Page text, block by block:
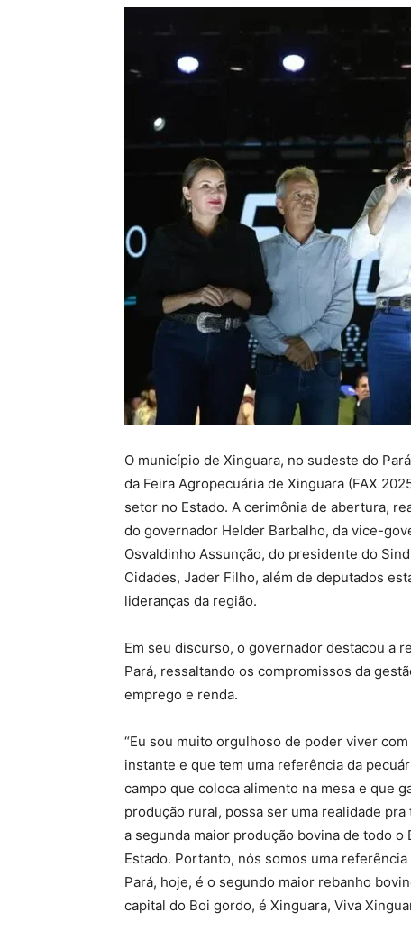
O município de Xinguara, no sudeste do
da Feira Agropecuária de Xinguara (FAX
setor no Estado. A cerimônia de abertura,
do governador Helder Barbalho, da vice-
Osvaldinho Assunção, do presidente do
Cidades, Jader Filho, além de deputados
lideranças da região.
Em seu discurso, o governador destacou a
Pará, ressaltando os compromissos da
emprego e renda.
“Eu sou muito orgulhoso de poder viver
instante e que tem uma referência da
campo que coloca alimento na mesa e que
produção rural, possa ser uma realidade
a segunda maior produção bovina de todo
Estado. Portanto, nós somos uma
Pará, hoje, é o segundo maior rebanho
capital do Boi gordo, é Xinguara, Viva